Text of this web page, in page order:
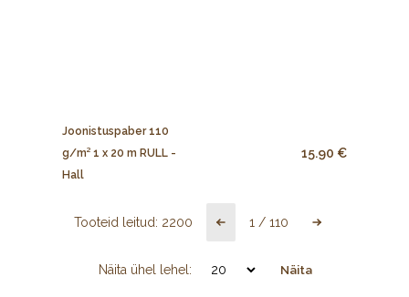
Joonistuspaber 110
g/m² 1 x 20 m RULL -
Hall
15.90 €
Tooteid leitud: 2200 1 / 110
Näita ühel lehel: Näita